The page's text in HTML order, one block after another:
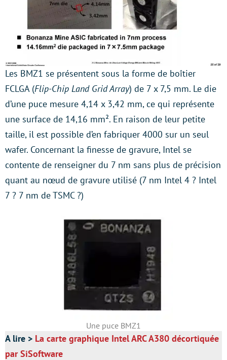
Les BMZ1 se présentent sous la forme de boîtier
FCLGA (Flip-Chip Land Grid Array) de 7 x 7,5 mm. Le die
d’une puce mesure 4,14 x 3,42 mm, ce qui représente
une surface de 14,16 mm². En raison de leur petite
taille, il est possible d’en fabriquer 4000 sur un seul
wafer. Concernant la finesse de gravure, Intel se
contente de renseigner du 7 nm sans plus de précision
quant au nœud de gravure utilisé (7 nm Intel 4 ? Intel
7 ? 7 nm de TSMC ?)
Une puce BMZ1
A lire > La carte graphique Intel ARC A380 décortiquée
par SiSoftware